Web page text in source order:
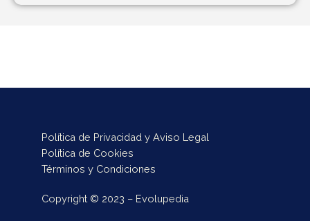
Política de Privacidad y Aviso Legal
Política de Cookies
Términos y Condiciones
Copyright © 2023 – Evolupedia